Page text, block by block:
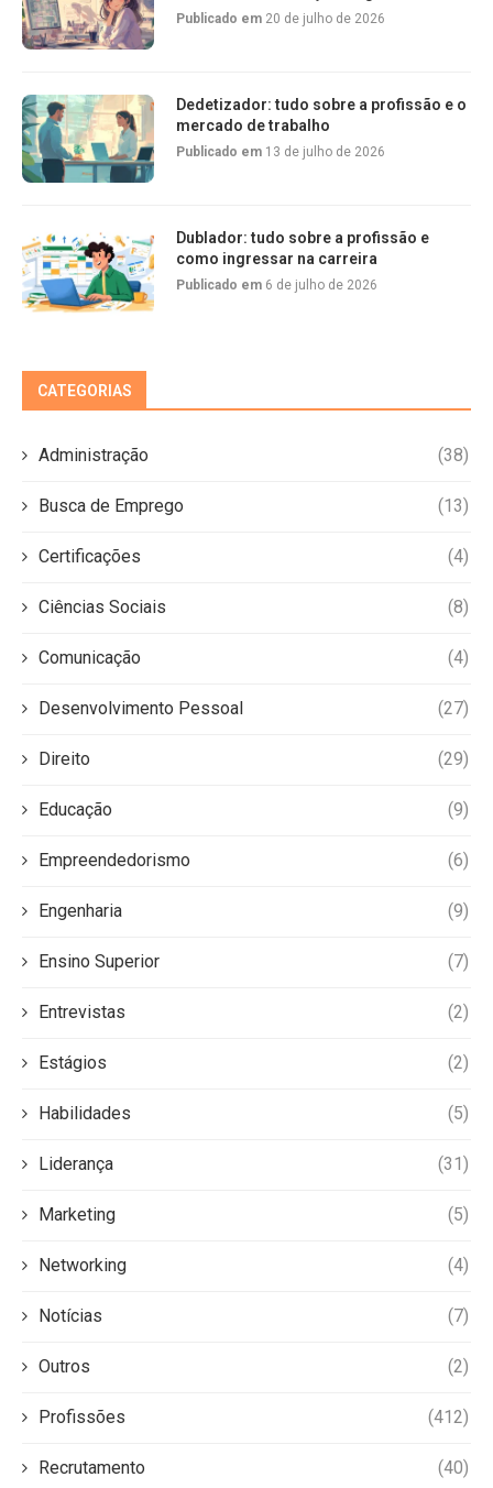
Publicado em 20 de julho de 2026
Dedetizador: tudo sobre a profissão e o
mercado de trabalho
Publicado em 13 de julho de 2026
Dublador: tudo sobre a profissão e
como ingressar na carreira
Publicado em 6 de julho de 2026
CATEGORIAS
Administração (38)
Busca de Emprego (13)
Certificações (4)
Ciências Sociais (8)
Comunicação (4)
Desenvolvimento Pessoal (27)
Direito (29)
Educação (9)
Empreendedorismo (6)
Engenharia (9)
Ensino Superior (7)
Entrevistas (2)
Estágios (2)
Habilidades (5)
Liderança (31)
Marketing (5)
Networking (4)
Notícias (7)
Outros (2)
Profissões (412)
Recrutamento (40)